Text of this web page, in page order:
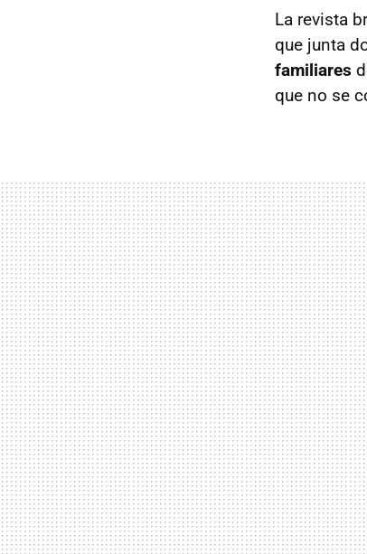
La revista
que junta
familiares
que no se